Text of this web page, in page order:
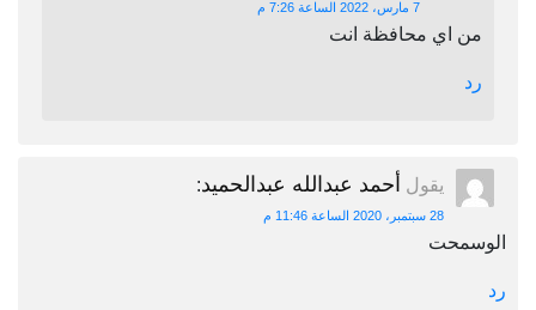
7 مارس، 2022 الساعة 7:26 م
من اي محافظة انت
رد
يقول أحمد عبدالله عبدالحميد:
28 سبتمبر، 2020 الساعة 11:46 م
الوسمحت
رد